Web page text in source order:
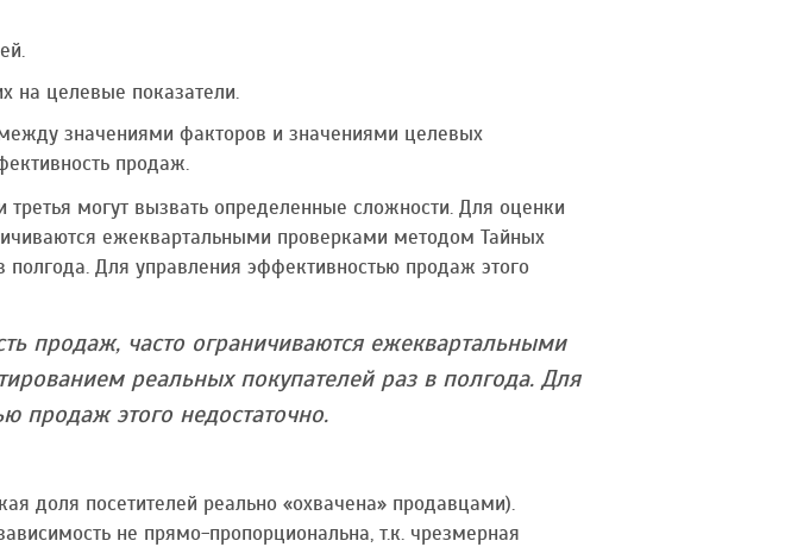
на целевые показатели.
значениями факторов и значениями целевых
продаж.
третья могут вызвать определенные сложности. Для оценки
ежеквартальными проверками методом Тайных
Для управления эффективностью продаж этого
продаж, часто ограничиваются ежеквартальными
реальных покупателей раз в полгода. Для
продаж этого недостаточно.
доля посетителей реально «охвачена» продавцами).
не прямо-пропорциональна, т.к. чрезмерная